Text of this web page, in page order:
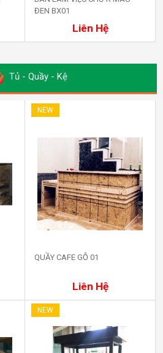
ĐEN BX01
Liên Hệ
Tủ - Quầy - Kệ
NEW
QUẦY CAFE GỖ 01
Liên Hệ
NEW